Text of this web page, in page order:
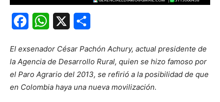
FacebookWhatsApp
El exsenador César Pachón Achury, actual presidente de
la Agencia de Desarrollo Rural, quien se hizo famoso por
el Paro Agrario del 2013, se refirió a la posibilidad de que
en Colombia haya una nueva movilización.